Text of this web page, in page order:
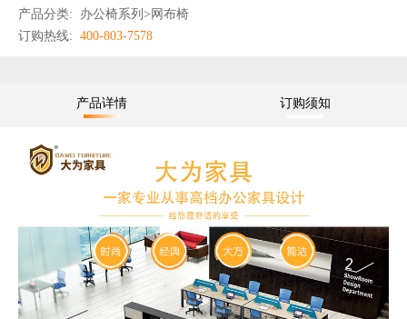
产品分类:
办公椅系列>网布椅
订购热线: 400-803-7578
产品详情 订购须知